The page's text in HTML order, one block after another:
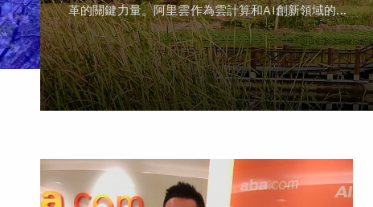
革的關鍵力量。阿里雲作為雲計算和AI創新領域的...